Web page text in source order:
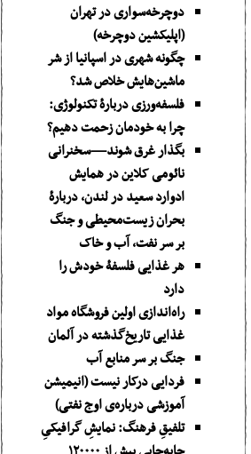
دوچرخه‌سواری در تهران
(اپلیکشین دوچرخه)
چگونه شهری در اسپانیا از شر
ماشین‌هایش خلاص شد؟
فلسفه‌ورزی دربارهٔ تکنولوژی:
چرا به خودمان زحمت دهیم؟
بگذار غرق شوند—سخنرانی
نائومی کلاین در همایش
ادوارد سعید در لندن، دربارۀ
بحران زیست‌محیطی و جنگ
بر سر نفت، آب و خاک
هر غذایی فلسفۀ خودش را
دارد
راه‌اندازی اولین فروشگاه مواد
غذایی تاریخ‌گذشته در آلمان
جنگ بر سر منابع آب
فردایی درکار نیست (انیمیشن
آموزشی درباره‌ی اوج نفتی)
تلفیقِ فرهنگ: نمایشِ گرافیکیِ